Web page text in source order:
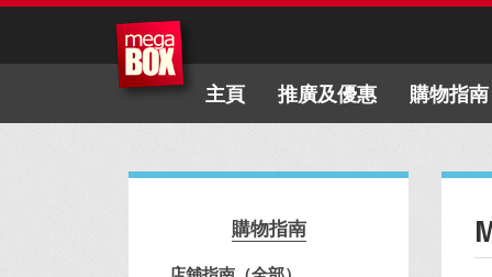
主頁 推廣及優惠 購物指南
購物指南